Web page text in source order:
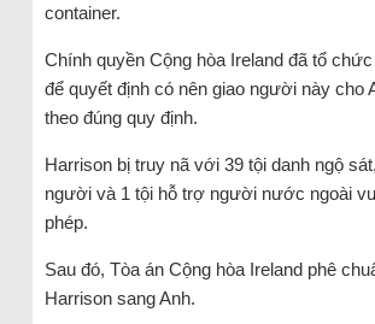
container.
Chính quyền Cộng hòa Ireland đã tổ
để quyết định có nên giao người này cho
theo đúng quy định.
Harrison bị truy nã với 39 tội danh ngộ
người và 1 tội hỗ trợ người nước ngoài
phép.
Sau đó, Tòa án Cộng hòa Ireland phê
Harrison sang Anh.